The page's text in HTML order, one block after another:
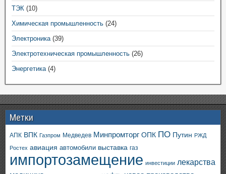
ТЭК (10)
Химическая промышленность (24)
Электроника(39)
Электротехническая промышленность (26)
Энергетика(4)
Метки
АПК ВПК Газпром Медведев Минпромторг ОПК ПО Путин РЖД
Ростех авиация автомобили выставка газ
импортозамещение инвестиции лекарства